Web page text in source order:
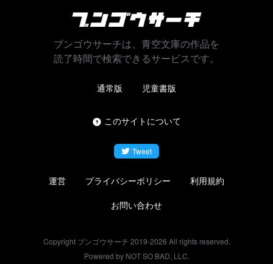
ブンゴウサーチは、青空文庫の作品を
読了時間で検索できるサービスです。
通常版 児童書版
このサイトについて
Tweet
運営 プライバシーポリシー
利用規約
お問い合わせ
Copyright ブンゴウサーチ 2019-2026 All rights reserved.
Powered by NOT SO BAD, LLC.